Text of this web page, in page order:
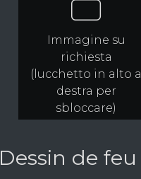
Immagine su
richiesta
(lucchetto in alto a
destra per
sbloccare)
Dessin de feu